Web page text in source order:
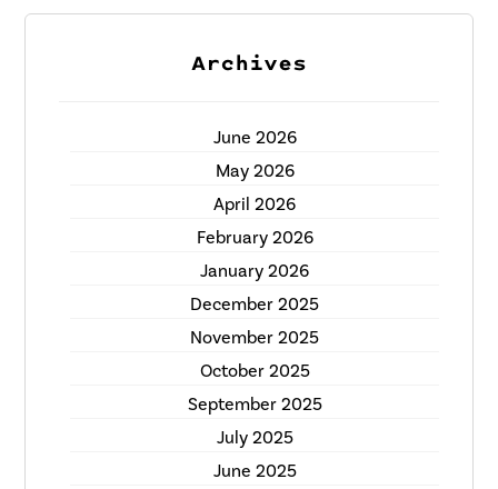
Archives
June 2026
May 2026
April 2026
February 2026
January 2026
December 2025
November 2025
October 2025
September 2025
July 2025
June 2025